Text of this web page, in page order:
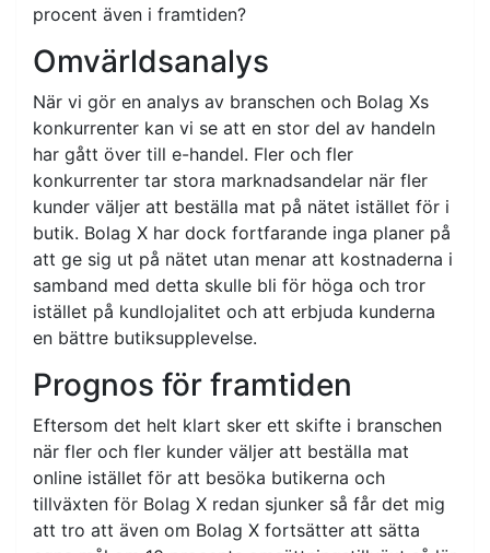
procent även i framtiden?
Omvärldsanalys
När vi gör en analys av branschen och Bolag Xs
konkurrenter kan vi se att en stor del av handeln
har gått över till e-handel. Fler och fler
konkurrenter tar stora marknadsandelar när fler
kunder väljer att beställa mat på nätet istället för i
butik. Bolag X har dock fortfarande inga planer på
att ge sig ut på nätet utan menar att kostnaderna i
samband med detta skulle bli för höga och tror
istället på kundlojalitet och att erbjuda kunderna
en bättre butiksupplevelse.
Prognos för framtiden
Eftersom det helt klart sker ett skifte i branschen
när fler och fler kunder väljer att beställa mat
online istället för att besöka butikerna och
tillväxten för Bolag X redan sjunker så får det mig
att tro att även om Bolag X fortsätter att sätta